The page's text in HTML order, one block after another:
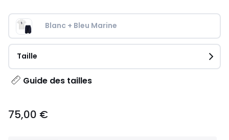
Blanc + Bleu Marine
Taille
Guide des tailles
€.
75,00 €